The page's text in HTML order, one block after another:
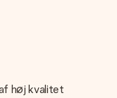
høj kvalitet